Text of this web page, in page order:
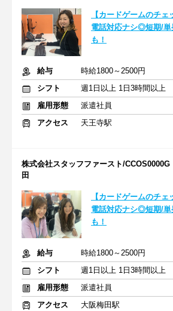
【カードゲームのチ
電話対応ナシ◎短期/
も！
給与
時給1800～2500円
シフト
週1日以上 1日3時間以上
雇用形態
派遣社員
アクセス
天王寺駅
株式会社スタッフファースト/
田
【カードゲームのチ
電話対応ナシ◎短期/
も！
給与
時給1800～2500円
シフト
週1日以上 1日3時間以上
雇用形態
派遣社員
アクセス
大阪梅田駅